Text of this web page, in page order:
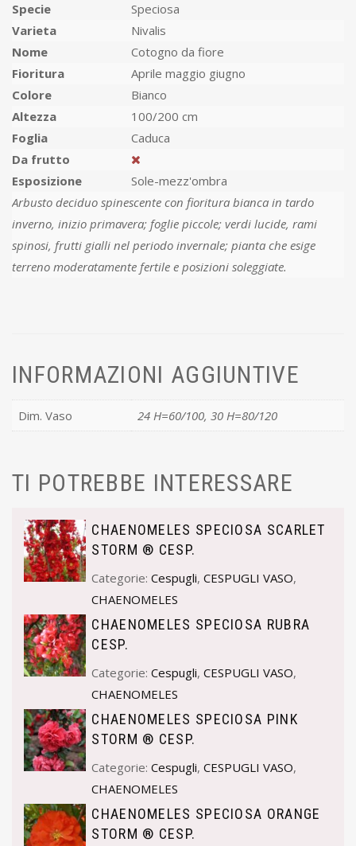
Specie
Speciosa
Varieta
Nivalis
Nome
Cotogno da fiore
Fioritura
Aprile maggio giugno
Colore
Bianco
Altezza
100/200 cm
Foglia
Caduca
Da frutto
Esposizione
Sole-mezz'ombra
Arbusto deciduo spinescente con fioritura bianca in tardo
inverno, inizio primavera; foglie piccole; verdi lucide, rami
spinosi, frutti gialli nel periodo invernale; pianta che esige
terreno moderatamente fertile e posizioni soleggiate.
INFORMAZIONI AGGIUNTIVE
Dim. Vaso 24 H=60/100, 30 H=80/120
TI POTREBBE INTERESSARE
CHAENOMELES SPECIOSA SCARLET
STORM ® CESP.
Categorie:Cespugli,CESPUGLI VASO,
CHAENOMELES
CHAENOMELES SPECIOSA RUBRA
CESP.
Categorie:Cespugli,CESPUGLI VASO,
CHAENOMELES
CHAENOMELES SPECIOSA PINK
STORM ® CESP.
Categorie:Cespugli,CESPUGLI VASO,
CHAENOMELES
CHAENOMELES SPECIOSA ORANGE
STORM ® CESP.